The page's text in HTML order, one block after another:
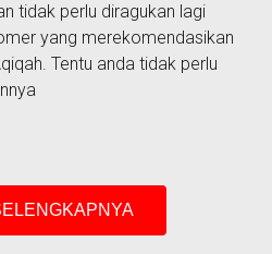
tidak perlu diragukan lagi
yang merekomendasikan
Tentu anda tidak perlu